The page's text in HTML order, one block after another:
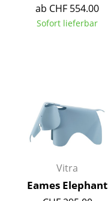
Esszimmer
Diele
Badezimmer
Stauraum
Balkon & Garten
ab CHF 554.00
Sofort lieferbar
Vitra
Eames Elephant